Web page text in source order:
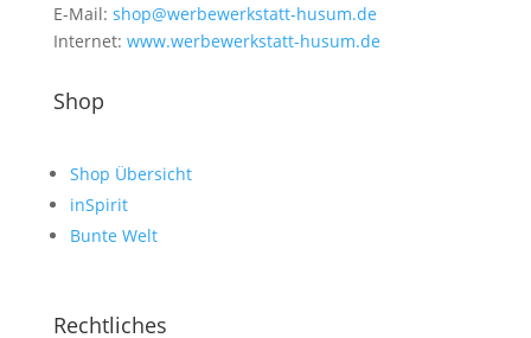
E-Mail: shop@werbewerkstatt-husum.de
Internet: www.werbewerkstatt-husum.de
Shop
Shop Übersicht
inSpirit
Bunte Welt
Rechtliches